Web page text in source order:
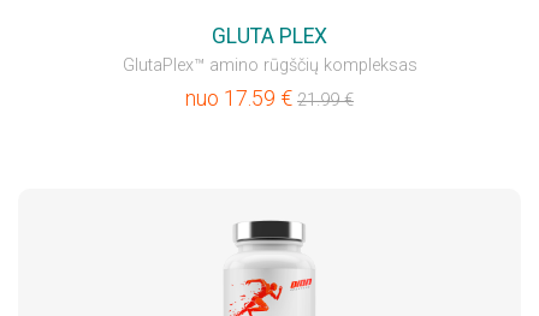
GLUTA PLEX
GlutaPlex™ amino rūgščių kompleksas
nuo 17.59 € 21.99€